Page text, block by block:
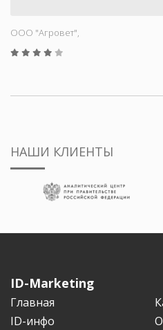
ООО "Aгровет",
НАШИ КЛИЕНТЫ
ID-Marketing
Главная
ID-инфо